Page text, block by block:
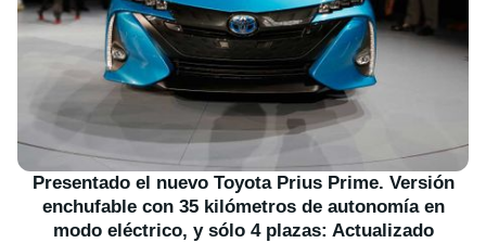
Presentado el nuevo Toyota Prius Prime. Versión
enchufable con 35 kilómetros de autonomía en
modo eléctrico, y sólo 4 plazas: Actualizado